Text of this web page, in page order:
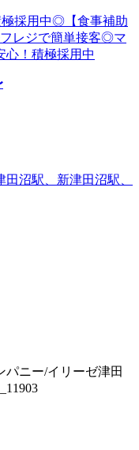
極採用中◎【食事補助
レジで簡単接客◎マ
心！積極採用中
沼駅、新津田沼駅、
ニー/イリーゼ津田